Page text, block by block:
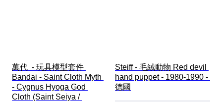
萬代  - 玩具模型套件
Bandai - Saint Cloth Myth
- Cygnus Hyoga God
Cloth (Saint Seiya /
Steiff - 毛絨動物 Red devil
hand puppet - 1980-1990 -
德國